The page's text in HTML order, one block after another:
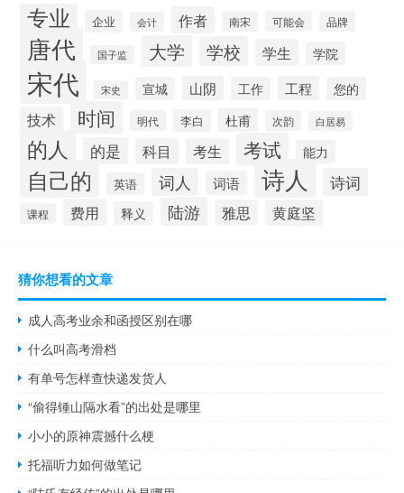
专业 企业 会计 作者 南宋 可能会 品牌
唐代 国子监 大学 学校 学生 学院
宋代 宋史 宣城 山阴 工作 工程 您的
技术 时间 明代 李白 杜甫 次韵 白居易
的人 的是 科目 考生 考试 能力
自己的 英语 词人 词语 诗人 诗词
课程 费用 释义 陆游 雅思 黄庭坚
猜你想看的文章
成人高考业余和函授区别在哪
什么叫高考滑档
有单号怎样查快递发货人
“偷得锺山隔水看”的出处是哪里
小小的原神震撼什么梗
托福听力如何做笔记